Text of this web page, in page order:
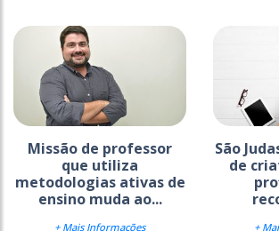
Missão de professor
que utiliza
metodologias ativas de
ensino muda ao...
+ Mais Informações
São
de
+